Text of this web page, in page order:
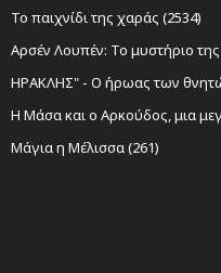
Το παιχνίδι της χαράς (2534)
Αρσέν Λουπέν: Το μυστήριο
ΗΡΑΚΛΗΣ" - Ο ήρωας των
Η Μάσα και ο Αρκούδος, μια
Μάγια η Μέλισσα (261)